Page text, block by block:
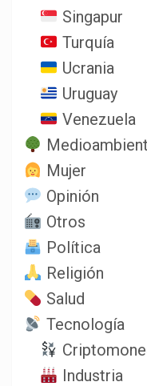
Singapur
Turquía
Ucrania
Uruguay
Venezuela
Mujer
Opinión
Otros
Política
Religión
Salud
Tecnología
Industria